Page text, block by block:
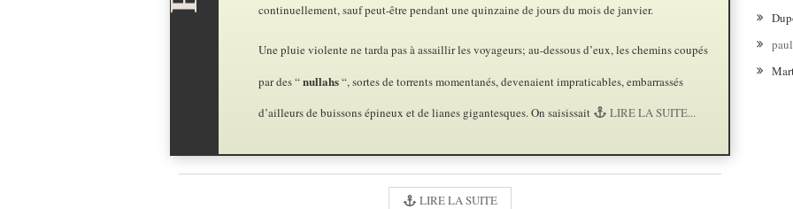
continuellement, sauf peut-être pendant une quinzaine de jours du mois de janvier.
Une pluie violente ne tarda pas à assaillir les voyageurs; au-dessous d’eux, les chemins coupés
par des “nullahs“, sortes de torrents momentanés, devenaient impraticables, embarrassés
d’ailleurs de buissons épineux et de lianes gigantesques. On saisissait
LIRE LA SUITE...
LIRE LA SUITE
paul